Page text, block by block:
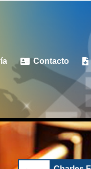
 Contacto 